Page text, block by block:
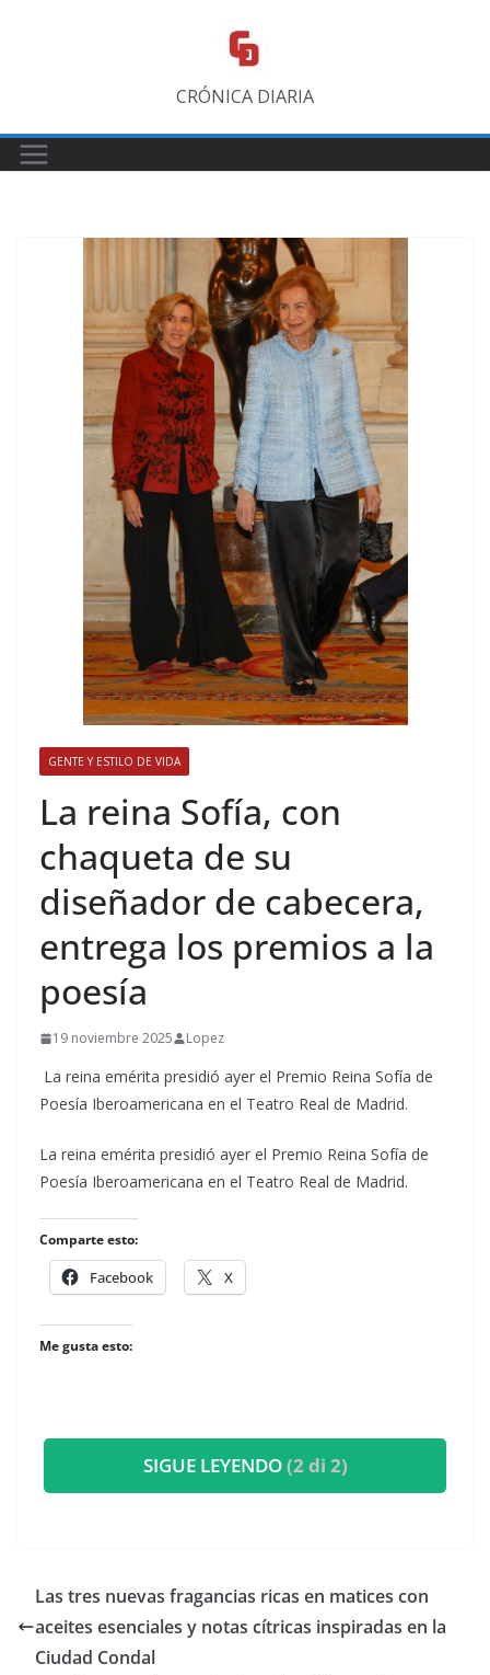
CRÓNICA DIARIA
GENTE Y ESTILO DE VIDA
​La reina Sofía, con
chaqueta de su
diseñador de cabecera,
entrega los premios a la
poesía
19 noviembre 2025 Lopez
La reina emérita presidió ayer el Premio Reina Sofía de
Poesía Iberoamericana en el Teatro Real de Madrid.
​La reina emérita presidió ayer el Premio Reina Sofía de
Poesía Iberoamericana en el Teatro Real de Madrid.
Comparte esto:
Facebook X
Me gusta esto:
SIGUE LEYENDO(2 di 2)
​Las tres nuevas fragancias ricas en matices con
aceites esenciales y notas cítricas inspiradas en la
Ciudad Condal